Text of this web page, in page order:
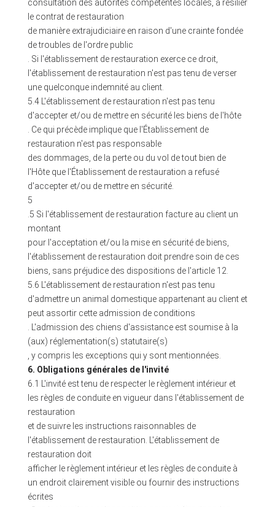
consultation des autorités compétentes locales, à résilier
le contrat de restauration
de manière extrajudiciaire en raison d'une crainte fondée
de troubles de l'ordre public
. Si l'établissement de restauration exerce ce droit,
l'établissement de restauration n'est pas tenu de verser
une quelconque indemnité au client.
5.4 L'établissement de restauration n'est pas tenu
d'accepter et/ou de mettre en sécurité les biens de l'hôte
. Ce qui précède implique que l'Établissement de
restauration n'est pas responsable
des dommages, de la perte ou du vol de tout bien de
l'Hôte que l'Établissement de restauration a refusé
d'accepter et/ou de mettre en sécurité.
5
.5 Si l'établissement de restauration facture au client un
montant
pour l'acceptation et/ou la mise en sécurité de biens,
l'établissement de restauration doit prendre soin de ces
biens, sans préjudice des dispositions de l'article 12.
5.6 L'établissement de restauration n'est pas tenu
d'admettre un animal domestique appartenant au client et
peut assortir cette admission de conditions
. L'admission des chiens d'assistance est soumise à la
(aux) réglementation(s) statutaire(s)
, y compris les exceptions qui y sont mentionnées.
6. Obligations générales de l'invité
6.1 L'invité est tenu de respecter le règlement intérieur et
les règles de conduite en vigueur dans l'établissement de
restauration
et de suivre les instructions raisonnables de
l'établissement de restauration. L'établissement de
restauration doit
afficher le règlement intérieur et les règles de conduite à
un endroit clairement visible ou fournir des instructions
écrites